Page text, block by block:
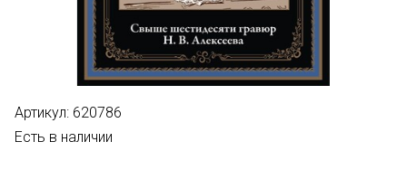
Артикул: 620786
Есть в наличии